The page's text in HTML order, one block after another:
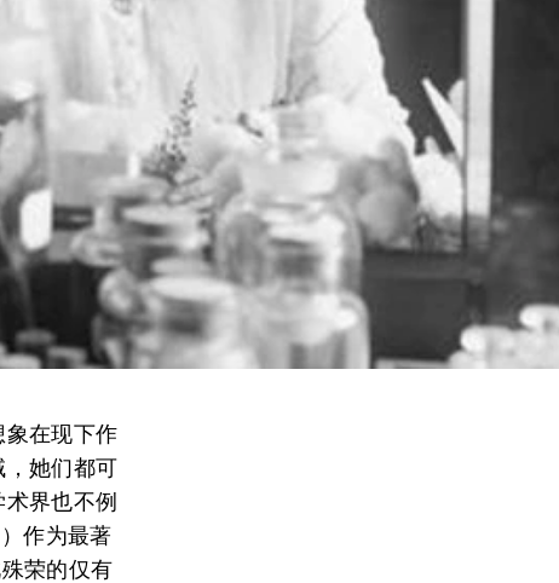
在现下作
她们都可
界也不例
作为最著
荣的仅有